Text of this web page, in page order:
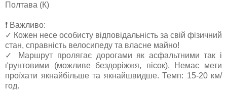
Полтава (К)
❗️ Важливо:
✓ Кожен несе особисту відповідальність за свій фізичний
стан, справність велосипеду та власне майно!
✓ Маршрут пролягає дорогами як асфальтними так і
ґрунтовими (можливе бездоріжжя, пісок). Немає мети
проїхати якнайбільше та якнайшвидше. Темп: 15-20 км/
год.